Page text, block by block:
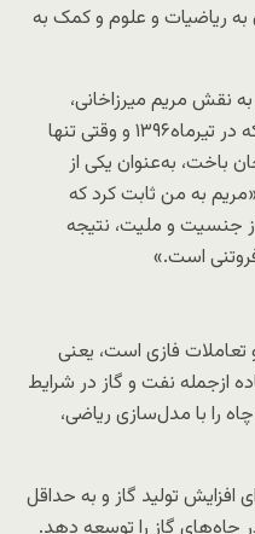
ریاضیات و علوم و کمک به
نقش مریم میرزاخانی،
ریاضی‌دان برجسته ایرانی-آمریکایی که در تیرماه۱۳۹۶ و وقتی تنها
باخت، به‌عنوان یکی از
به من ثابت کرد که
جنسیت و ملیت، نتیجه
است.»
فازی است، یعنی
ازجمله نفت و گاز در شرایط
را با مدل‌سازی ریاضی،
افزایش تولید گاز و به حداقل